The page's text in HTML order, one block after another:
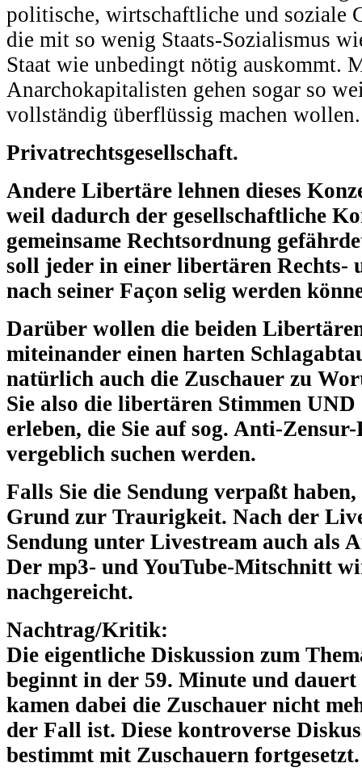
politische, wirtschaftliche und soziale
die mit so wenig Staats-Sozialismus
Staat wie unbedingt nötig auskommt.
Anarchokapitalisten gehen sogar so
vollständig überflüssig machen
Privatrechtsgesellschaft.
Andere Libertäre lehnen dieses
weil dadurch der gesellschaftliche
gemeinsame Rechtsordnung
soll jeder in einer libertären Rechts-
nach seiner Façon selig werden
Darüber wollen die beiden
miteinander einen harten
natürlich auch die Zuschauer zu
Sie also die libertären Stimmen UND
erleben, die Sie auf sog. Anti-
vergeblich suchen werden.
Falls Sie die Sendung verpaßt
Grund zur Traurigkeit. Nach der
Sendung unter Livestream auch als
Der mp3- und YouTube-Mitschnitt
nachgereicht.
Nachtrag/Kritik:
Die eigentliche Diskussion zum
beginnt in der 59. Minute und
kamen dabei die Zuschauer nicht
der Fall ist. Diese kontroverse
bestimmt mit Zuschauern fortgesetzt.